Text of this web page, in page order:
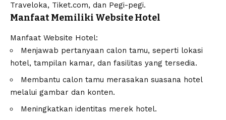
Traveloka, Tiket.com, dan Pegi-pegi.
Manfaat Memiliki Website Hotel
Manfaat Website Hotel:
Menjawab pertanyaan calon tamu, seperti lokasi
hotel, tampilan kamar, dan fasilitas yang tersedia.
Membantu calon tamu merasakan suasana hotel
melalui gambar dan konten.
Meningkatkan identitas merek hotel.